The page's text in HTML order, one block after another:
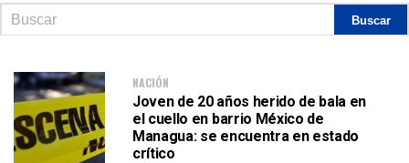
NACIÓN
Joven de 20 años herido de bala en
el cuello en barrio México de
Managua: se encuentra en estado
crítico